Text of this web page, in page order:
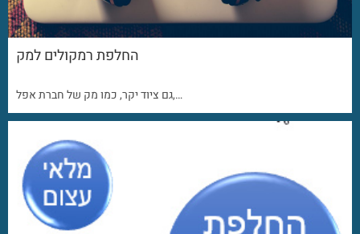
החלפת רמקולים למק
גם ציוד יקר, כמו מק של חברת אפל,…